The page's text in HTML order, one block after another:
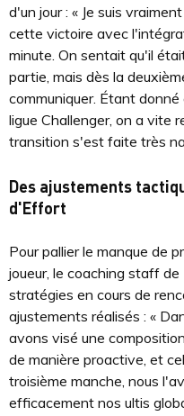
d'un jour : « Je suis
cette victoire avec
minute. On sentait qu'il
partie, mais dès la
communiquer. Étant
ligue Challenger, on a vite
transition s'est faite très
Des ajustements
d'Effort
Pour pallier le manque de
joueur, le coaching staff
stratégies en cours de
ajustements réalisés : «
avons visé une
de manière proactive, et
troisième manche, nous
efficacement nos ultis